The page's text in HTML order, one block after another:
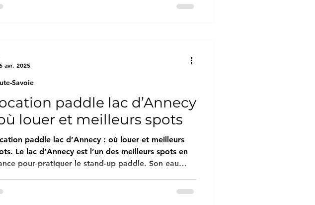
entre mer et canaux 🏖️ Mise à l'eau : Plage
avec vue d'un côté sur les grandes plages
de Palavas, et de l’autre sur les canaux
paddle lac d’Annecy
louer et meilleurs spots
paddle lac d’Annecy : où louer et meilleurs
Le lac d’Annecy est l’un des meilleurs spots en
pour pratiquer le stand-up paddle. Son eau
zones accessibles en font un lieu idéal
Savoie
avr. 2025